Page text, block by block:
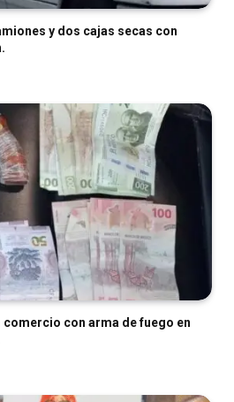
y dos cajas secas con
con arma de fuego en